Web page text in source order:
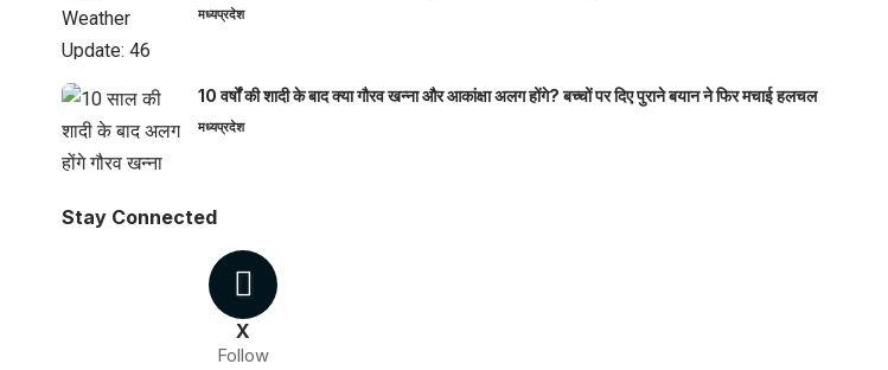
मध्यप्रदेश
10 वर्षों की शादी के बाद क्या गौरव खन्ना और आकांक्षा अलग होंगे? बच्चों पर दिए पुराने बयान ने फिर मचाई हलचल
मध्यप्रदेश
Stay Connected
X
Follow